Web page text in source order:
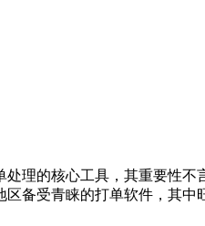
的核心工具，其重要性不
备受青睐的打单软件，其中